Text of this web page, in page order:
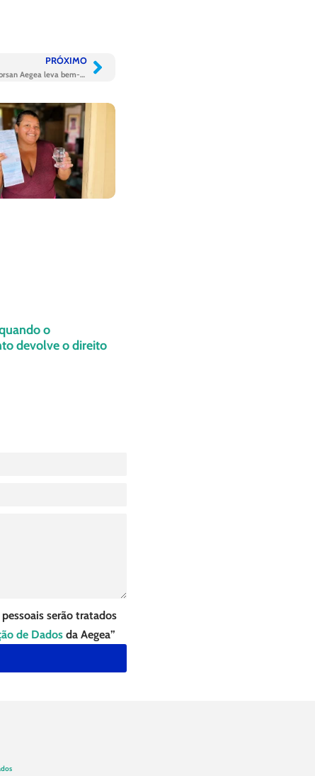
PRÓXIMO
Vida em movimento: Caravana de Verão da Corsan Aegea leva bem-estar para toda a família
o
devolve o direito
serão tratados
de Dadosda Aegea”